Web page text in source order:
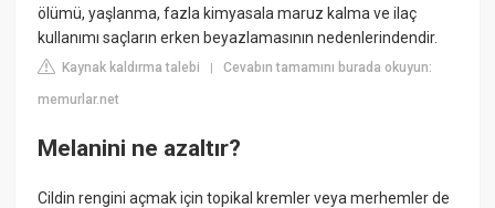
ölümü, yaşlanma, fazla kimyasala maruz kalma ve ilaç
kullanımı saçların erken beyazlamasının nedenlerindendir.
Kaynak kaldırma talebi |Cevabın tamamını burada okuyun:
memurlar.net
Melanini ne azaltır?
Cildin rengini açmak için topikal kremler veya merhemler de